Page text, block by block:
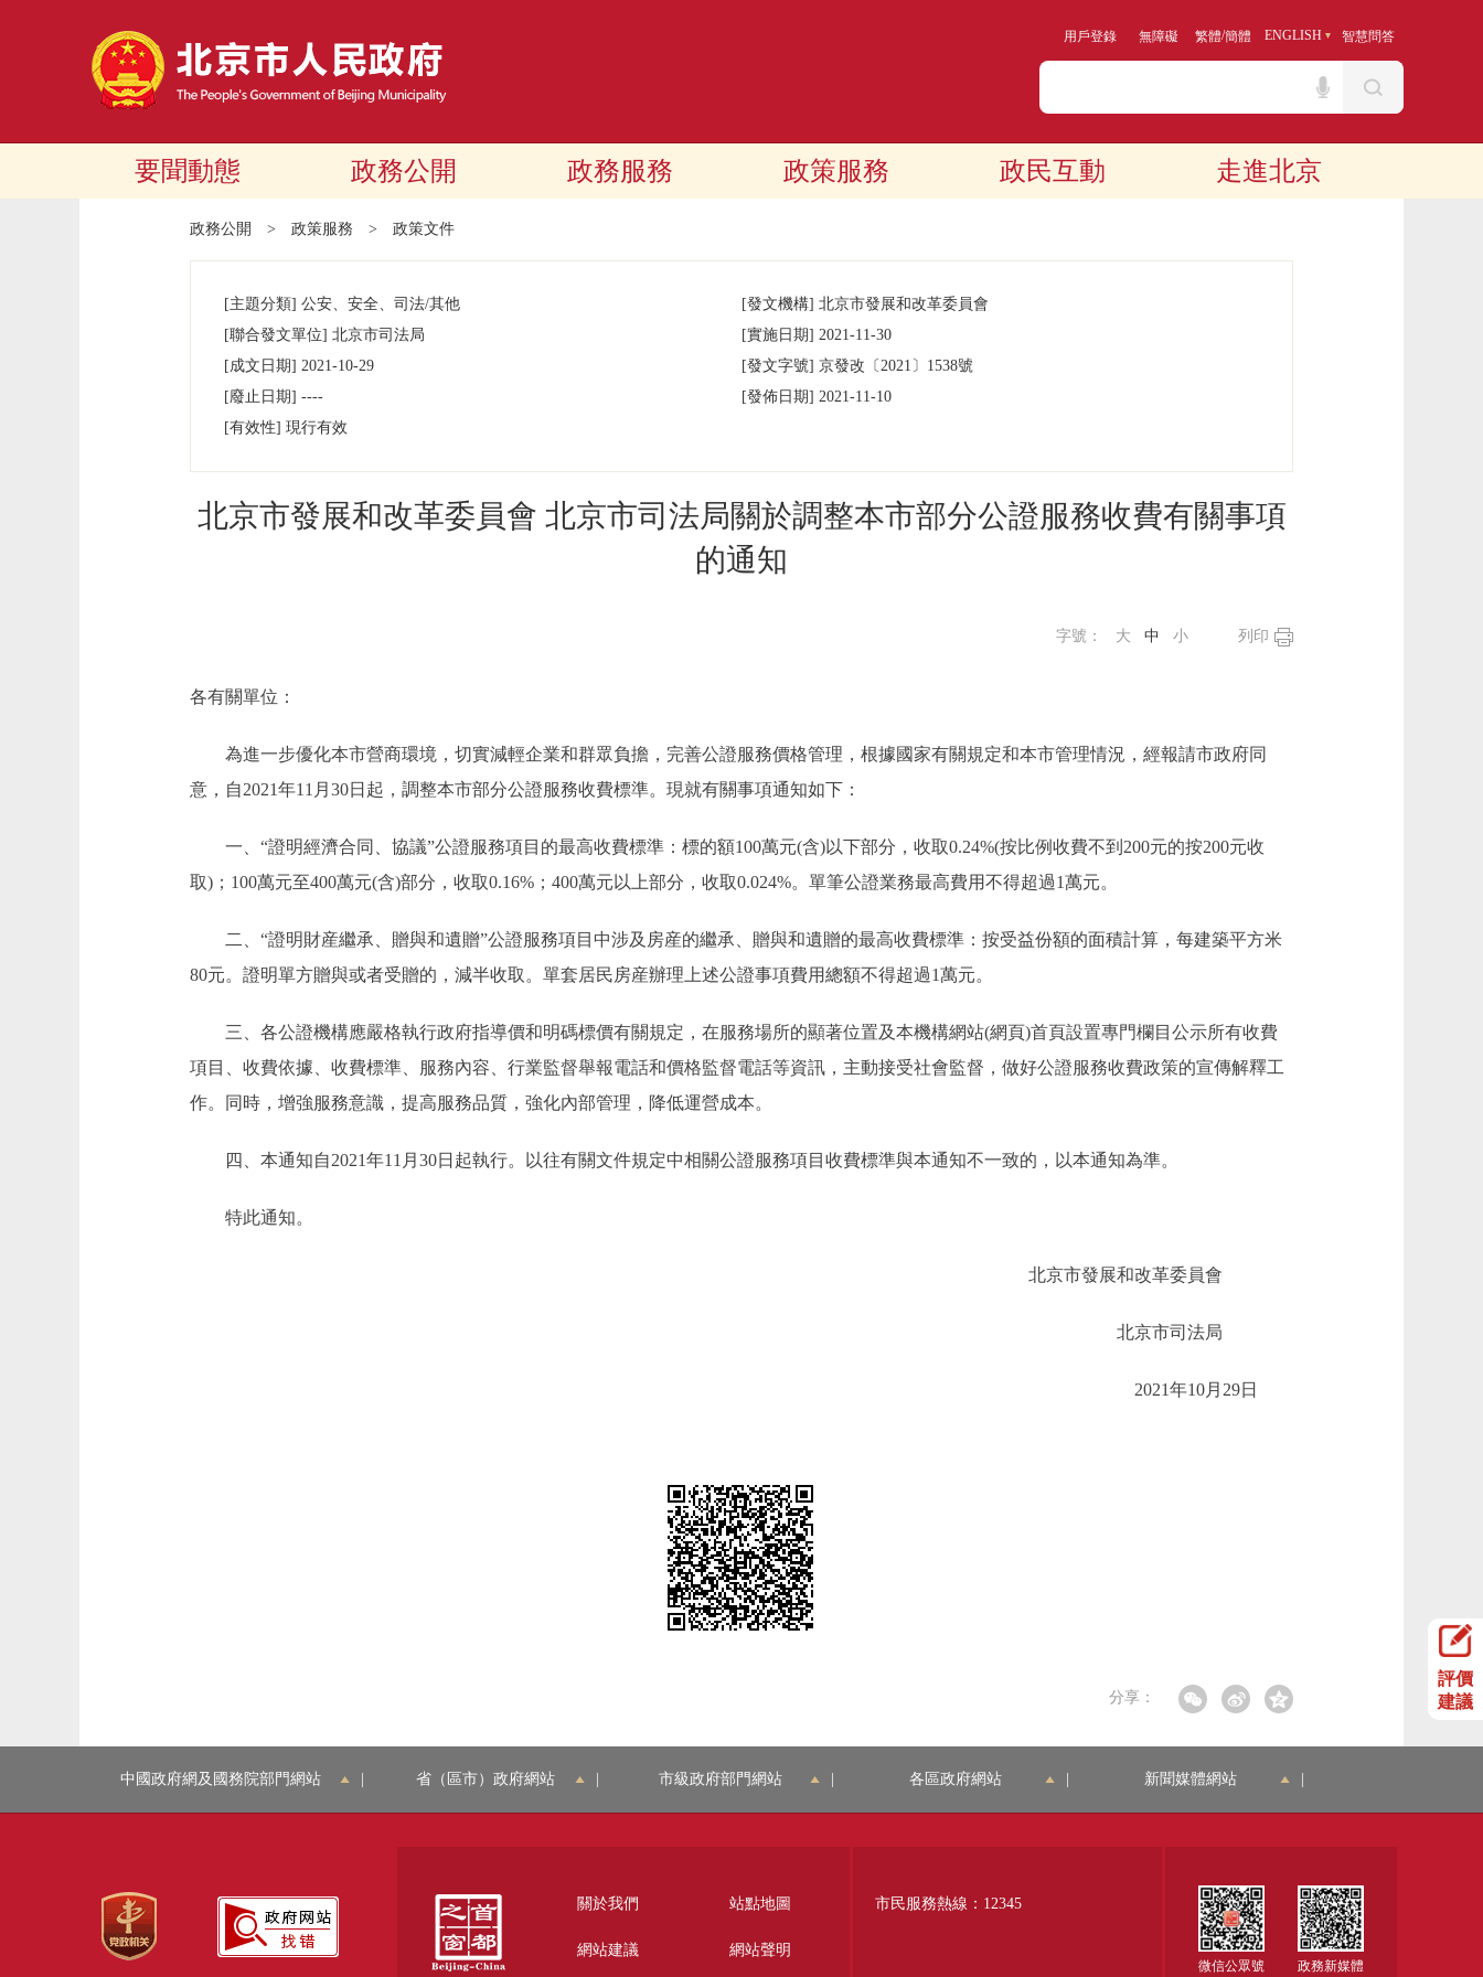
用戶登錄 無障礙 繁體/簡體 ENGLISH 智慧問答
要聞動態 政務公開 政務服務 政策服務 政民互動 走進北京
政務公開 > 政策服務 > 政策文件
[主題分類] 公安、安全、司法/其他 [發文機構] 北京市發展和改革委員會
[聯合發文單位] 北京市司法局 [實施日期] 2021-11-30
[成文日期] 2021-10-29 [發文字號] 京發改 〔2021〕 1538號
[廢止日期] ---- [發佈日期] 2021-11-10
[有效性] 現行有效
北京市發展和改革委員會 北京市司法局關於調整本市部分公證服務收費有關事項
的通知
列印
字號： 大 中 小
各有關單位：
為進一步優化本市營商環境，切實減輕企業和群眾負擔，完善公證服務價格管理，根據國家有關規定和本市管理情況，經報請市政府同
意，自2021年11月30日起，調整本市部分公證服務收費標準。現就有關事項通知如下：
一、“證明經濟合同、協議”公證服務項目的最高收費標準：標的額100萬元(含)以下部分，收取0.24%(按比例收費不到200元的按200元收
取)；100萬元至400萬元(含)部分，收取0.16%；400萬元以上部分，收取0.024%。單筆公證業務最高費用不得超過1萬元。
二、“證明財産繼承、贈與和遺贈”公證服務項目中涉及房産的繼承、贈與和遺贈的最高收費標準：按受益份額的面積計算，每建築平方米
80元。證明單方贈與或者受贈的，減半收取。單套居民房産辦理上述公證事項費用總額不得超過1萬元。
三、各公證機構應嚴格執行政府指導價和明碼標價有關規定，在服務場所的顯著位置及本機構網站(網頁)首頁設置專門欄目公示所有收費
項目、收費依據、收費標準、服務內容、行業監督舉報電話和價格監督電話等資訊，主動接受社會監督，做好公證服務收費政策的宣傳解釋工
作。同時，增強服務意識，提高服務品質，強化內部管理，降低運營成本。
四、本通知自2021年11月30日起執行。以往有關文件規定中相關公證服務項目收費標準與本通知不一致的，以本通知為準。
特此通知。
北京市發展和改革委員會
北京市司法局
2021年10月29日
分享：
評價
建議
中國政府網及國務院部門網站 省（區市）政府網站 市級政府部門網站 各區政府網站 新聞媒體網站
關於我們 站點地圖
網站建議 網站聲明
市民服務熱線：12345
微信公眾號 政務新媒體